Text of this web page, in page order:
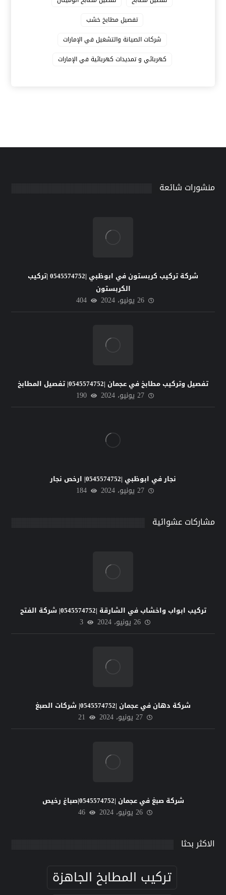
تفصيل مطابخ خشب
شركات الصيانة والتشغيل في الإمارات
كهربائي و تمديدات كهربائية في الإمارات
منشورات شائعة
شركة تركيب كربستون في ابوظبي |0545574752 |تركيب
الكربستون
26 يونيو، 2024 404
تفصيل وتركيب مطابخ في عجمان |0545574752| تفصيل المطابخ
27 يونيو، 2024 190
نجار في ابوظبي |0545574752| ارخص نجار
27 يونيو، 2024 184
مشاركات عشوائية
تركيب ابواب واخشاب في الشارقة |0545574752| شركة الفتح
26 يونيو، 2024 3
شركة دهان في عجمان |0545574752| شركات الصبغ
27 يونيو، 2024 21
شركة صبغ في عجمان |0545574752|صباغ رخيص
26 يونيو، 2024 46
الاكثر بحثا
تركيب المطابخ الجاهزة